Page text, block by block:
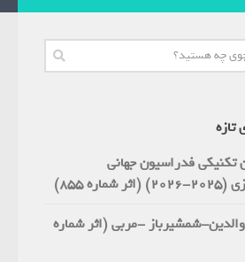
تازه
تکنیکی فدراسیون جهانی
855)
شمشیرباز -مربی (اثر شماره